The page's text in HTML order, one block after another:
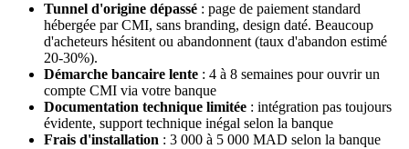
Tunnel d'origine dépassé : page de paiement standard
hébergée par CMI, sans branding, design daté. Beaucoup
d'acheteurs hésitent ou abandonnent (taux d'abandon estimé
20-30%).
Démarche bancaire lente : 4 à 8 semaines pour ouvrir un
compte CMI via votre banque
Documentation technique limitée : intégration pas toujours
évidente, support technique inégal selon la banque
Frais d'installation : 3 000 à 5 000 MAD selon la banque